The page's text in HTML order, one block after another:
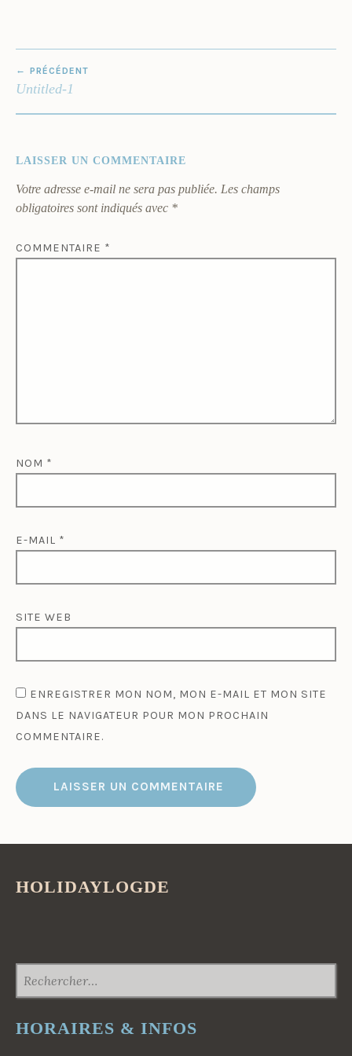
NAVIGATION
DE
L’ARTICLE
PRÉCÉDENT
Untitled-1
LAISSER UN COMMENTAIRE
Votre adresse e-mail ne sera pas publiée. Les champs
obligatoires sont indiqués avec *
COMMENTAIRE *
NOM *
E-MAIL *
SITE WEB
ENREGISTRER MON NOM, MON E-MAIL ET MON SITE
DANS LE NAVIGATEUR POUR MON PROCHAIN
COMMENTAIRE.
HOLIDAYLOGDE
HORAIRES & INFOS